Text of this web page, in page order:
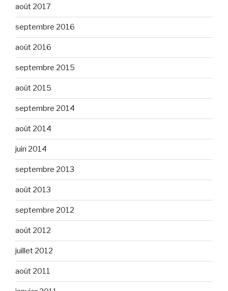
août 2017
septembre 2016
août 2016
septembre 2015
août 2015
septembre 2014
août 2014
juin 2014
septembre 2013
août 2013
septembre 2012
août 2012
juillet 2012
août 2011